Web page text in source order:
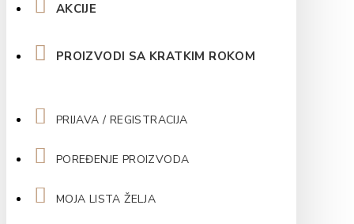
AKCIJE
PROIZVODI SA KRATKIM ROKOM
PRIJAVA / REGISTRACIJA
POREĐENJE PROIZVODA
MOJA LISTA ŽELJA